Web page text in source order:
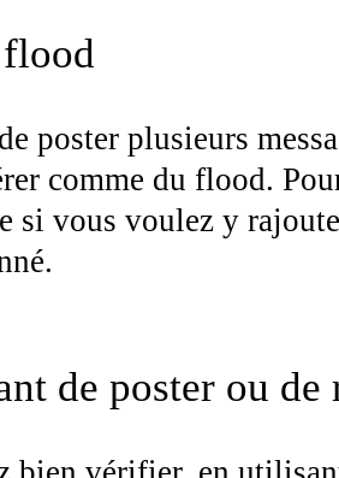
poster plusieurs
comme du flood.
si vous voulez y
de poster ou de